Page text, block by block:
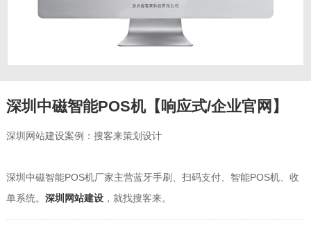
深圳中磁智能POS机【响应式/企业官网】
深圳网站建设案例：搜客来策划设计
深圳中磁智能POS机厂家主营蓝牙手刷、扫码支付、智能POS机、收
单系统。 深圳网站建设，就找搜客来。